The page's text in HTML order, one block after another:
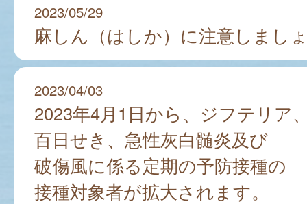
2023/05/29
麻しん（はしか）に注意しまし
2023/04/03
2023年4月1日から、ジフテリア
百日せき、急性灰白髄炎及び
破傷風に係る定期の予防接種の
接種対象者が拡大されます。